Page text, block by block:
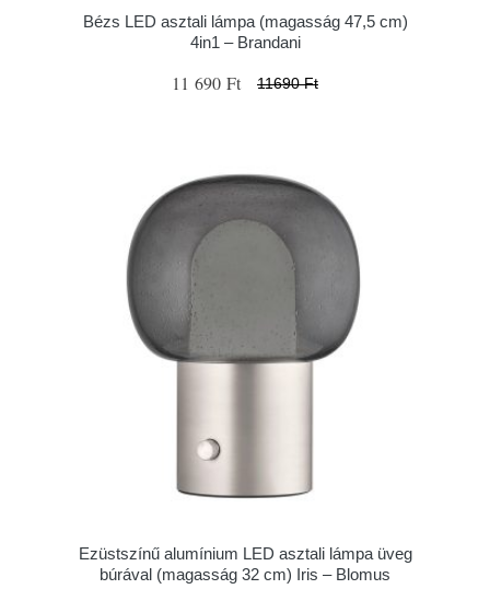
Bézs LED asztali lámpa (magasság 47,5 cm)
4in1 – Brandani
11 690 Ft 11690 Ft
Ezüstszínű alumínium LED asztali lámpa üveg
búrával (magasság 32 cm) Iris – Blomus